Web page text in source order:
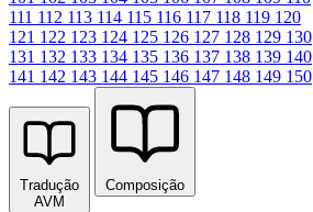
111 112 113 114 115 116 117 118 119 120
121 122 123 124 125 126 127 128 129 130
131 132 133 134 135 136 137 138 139 140
141 142 143 144 145 146 147 148 149 150
Tradução
AVM
Composição